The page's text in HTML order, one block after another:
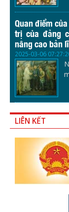
Quan điểm
trị của đảng
nâng cao bản
2025-03-06
LIÊN KẾT